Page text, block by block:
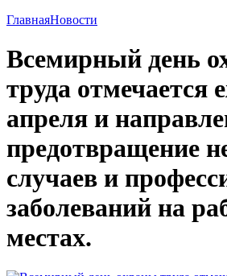
ГлавнаяНовости
Всемирный день
труда отмечается
апреля и
предотвращение
случаев и
заболеваний на
местах.